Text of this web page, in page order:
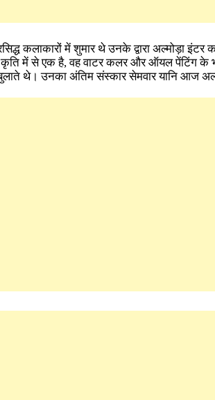
कलाकारों में शुमार थे उनके द्वारा अल्मोड़ा
कृति में से एक है, वह वाटर कलर और ऑयल पेंटिंग के
बुलाते थे। उनका अंतिम संस्कार सेमवार यानि आज